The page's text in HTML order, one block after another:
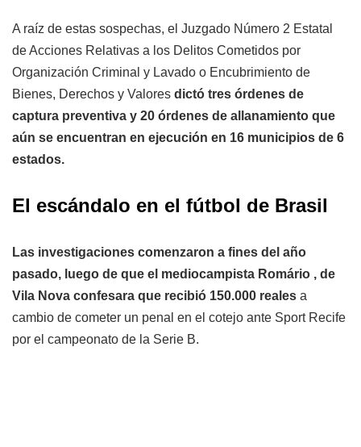
A raíz de estas sospechas, el Juzgado Número 2 Estatal
de Acciones Relativas a los Delitos Cometidos por
Organización Criminal y Lavado o Encubrimiento de
Bienes, Derechos y Valores dictó tres órdenes de
captura preventiva y 20 órdenes de allanamiento que
aún se encuentran en ejecución en 16 municipios de 6
estados.
El escándalo en el fútbol de Brasil
Las investigaciones comenzaron a fines del año
pasado, luego de que el mediocampista Romário , de
Vila Nova confesara que recibió 150.000 reales a
cambio de cometer un penal en el cotejo ante Sport Recife
por el campeonato de la Serie B.